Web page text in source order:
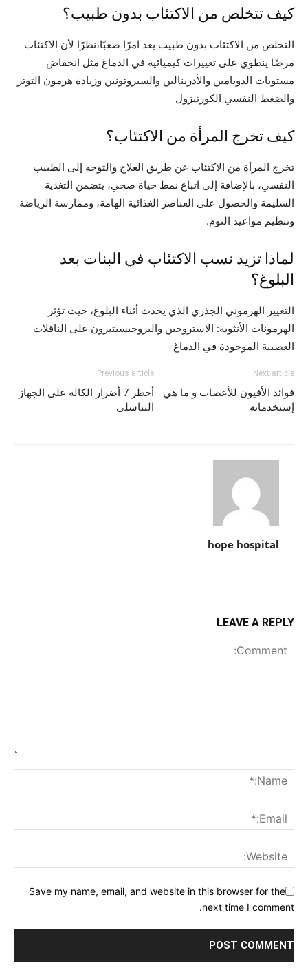
كيف تتخلص من الاكتئاب بدون طبيب؟
التخلص من الاكتئاب بدون طبيب يعد امرًا صعبًا،نظرًا لأن الاكتئاب
مرضًا ينطوي على تغييرات كيميائية في الدماغ مثل انخفاض
مستويات الدوبامين والأدرينالين والسيروتونين وزيادة هرمون التوتر
والضغط النفسي الكورتيزول
كيف تخرج المرأة من الاكتئاب؟
تخرج المرأة من الاكتئاب عن طريق العلاج والتوجه إلى الطبيب
النفسي، بالإضافة إلى اتباع نمط حياة صحي، يتضمن التغذية
السليمة والحصول على العناصر الغذائية الهامة، وممارسة الرياضة
وتنظيم مواعيد النوم.
لماذا تزيد نسب الاكتئاب في البنات بعد
البلوغ؟
التغيير الهرموني الجذري الذي يحدث أثناء البلوغ، حيث تؤثر
الهرمونات الأنثوية: الاستروجين والبروجيسيتيرون على الناقلات
العصبية الموجودة في الدماغ
Previous article
أخطر 7 أضرار الكالة على الجهاز
التناسلي
Next article
فوائد الأفيون للأعصاب و ما هي
إستخدماته
hope hospital
LEAVE A REPLY
Save my name, email, and website in this browser for the
next time I comment.